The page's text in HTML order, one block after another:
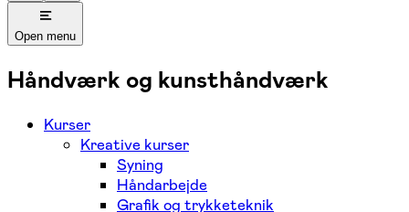
Open menu
Håndværk og kunsthåndværk
Kurser
Kreative kurser
Syning
Håndarbejde
Grafik og trykketeknik